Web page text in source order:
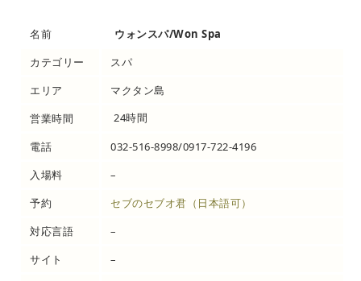
名前
ウォンスパ/Won Spa
カテゴリー
スパ
エリア
マクタン島
営業時間
24時間
電話
032-516-8998/0917-722-4196
入場料
–
予約
セブのセブオ君（日本語可）
対応言語
–
サイト
–